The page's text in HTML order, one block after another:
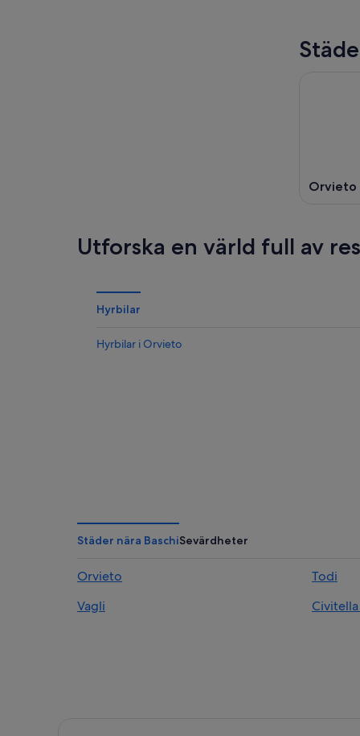
Orvieto
Utforska en värld full av
Hyrbilar
Hyrbilar i Orvieto
Städer nära BaschiSevärdheter
Orvieto Todi
Vagli